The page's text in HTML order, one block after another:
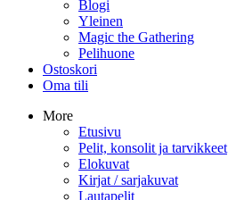
Blogi
Yleinen
Magic the Gathering
Pelihuone
Ostoskori
Oma tili
More
Etusivu
Pelit, konsolit ja tarvikkeet
Elokuvat
Kirjat / sarjakuvat
Lautapelit